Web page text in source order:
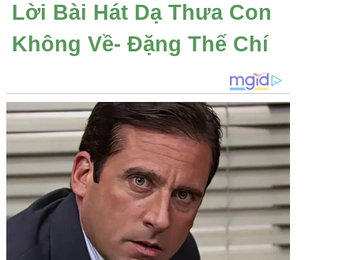
Lời Bài Hát Dạ Thưa Con
Không Về- Đặng Thế Chí